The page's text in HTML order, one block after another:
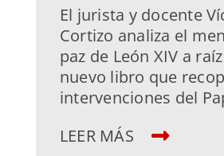
El jurista y docente
Cortizo analiza el
paz de León XIV a
nuevo libro que
intervenciones del
LEER MÁS